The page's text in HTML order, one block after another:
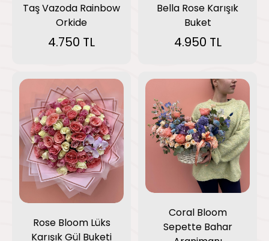
Taş Vazoda Rainbow
Orkide
4.750 TL
Bella Rose Karışık
Buket
4.950 TL
Rose Bloom Lüks
Karışık Gül Buketi
Coral Bloom
Sepette Bahar